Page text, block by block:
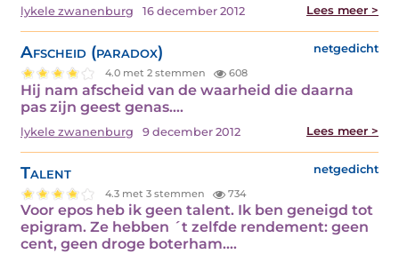
lykele zwanenburg 16 december 2012 Lees meer >
Afscheid (paradox) netgedicht
4.0 met 2 stemmen 608
Hij nam afscheid van de waarheid die daarna
pas zijn geest genas.…
lykele zwanenburg 9 december 2012 Lees meer >
Talent netgedicht
4.3 met 3 stemmen 734
Voor epos heb ik geen talent. Ik ben geneigd tot
epigram. Ze hebben ´t zelfde rendement: geen
cent, geen droge boterham.…